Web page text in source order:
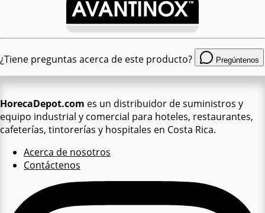
¿Tiene preguntas acerca de este producto? Pregúntenos
HorecaDepot.com es un distribuidor de suministros y
equipo industrial y comercial para hoteles, restaurantes,
cafeterías, tintorerías y hospitales en Costa Rica.
Acerca de nosotros
Contáctenos